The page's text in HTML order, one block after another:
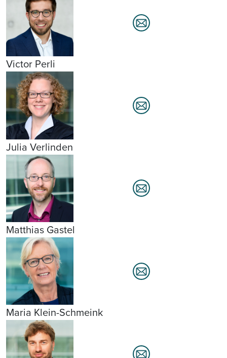
Victor Perli
Julia Verlinden
Matthias Gastel
Maria Klein-Schmeink